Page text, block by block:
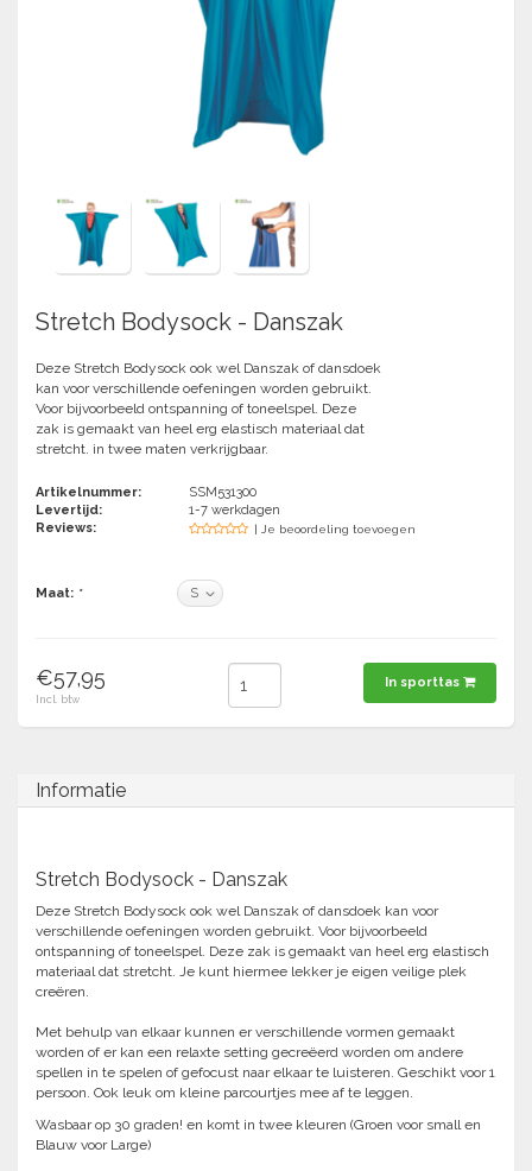
Pionnen, hoepels en markering
Veiligheid en eerste hulp
Sportschool/fysiotherapeut
Hockey
Honkbal-Softbal-Beeball
Slagmateriaal
Honken/ statieven
Overige/training
Lacrosse
Rugby/ American football
Tafeltennis
Voetbal
Overige/training
Stretch Bodysock - Danszak
Deze Stretch Bodysock ook wel Danszak of dansdoek
kan voor verschillende oefeningen worden gebruikt.
Voor bijvoorbeeld ontspanning of toneelspel. Deze
zak is gemaakt van heel erg elastisch materiaal dat
stretcht. in twee maten verkrijgbaar.
Artikelnummer:
SSM531300
Levertijd:
1-7 werkdagen
Reviews:
| Je beoordeling toevoegen
Maat: *
€57,95
Incl. btw
In sporttas
Informatie
Stretch Bodysock - Danszak
Deze Stretch Bodysock ook wel Danszak of dansdoek kan voor
verschillende oefeningen worden gebruikt. Voor bijvoorbeeld
ontspanning of toneelspel. Deze zak is gemaakt van heel erg elastisch
materiaal dat stretcht. Je kunt hiermee lekker je eigen veilige plek
creëren.
Met behulp van elkaar kunnen er verschillende vormen gemaakt
worden of er kan een relaxte setting gecreëerd worden om andere
spellen in te spelen of gefocust naar elkaar te luisteren. Geschikt voor 1
persoon. Ook leuk om kleine parcourtjes mee af te leggen.
Wasbaar op 30 graden! en komt in twee kleuren (Groen voor small en
Blauw voor Large)